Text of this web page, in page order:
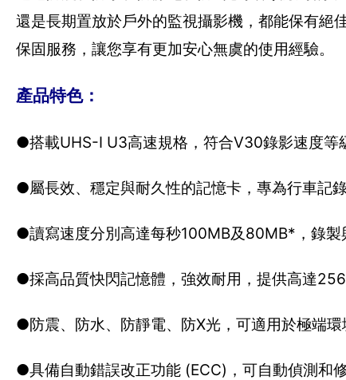
還是長期置放於戶外的監視攝影機，都能保有絕
保固服務，讓您享有更加安心無虞的使用經驗。
產品特色：
●搭載UHS-I U3高速規格，符合V30錄影速度等
●屬長效、穩定與耐久性的記憶卡，專為行車記
●讀寫速度分別高達每秒100MB及80MB*，錄製
●採高品質快閃記憶體，強效耐用，提供高達
●防震、防水、防靜電、防X光，可適用於極端環
●具備自動錯誤改正功能 (ECC)，可自動偵測和修